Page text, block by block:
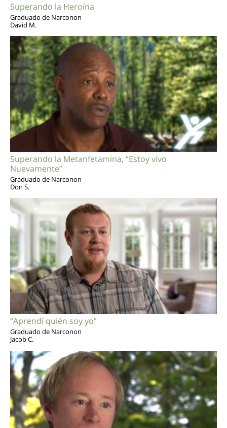
Superando la Heroína
Graduado de Narconon
David M.
Superando la Metanfetamina, “Estoy vivo
Nuevamente”
Graduado de Narconon
Don S.
“Aprendí quién soy yo”
Graduado de Narconon
Jacob C.